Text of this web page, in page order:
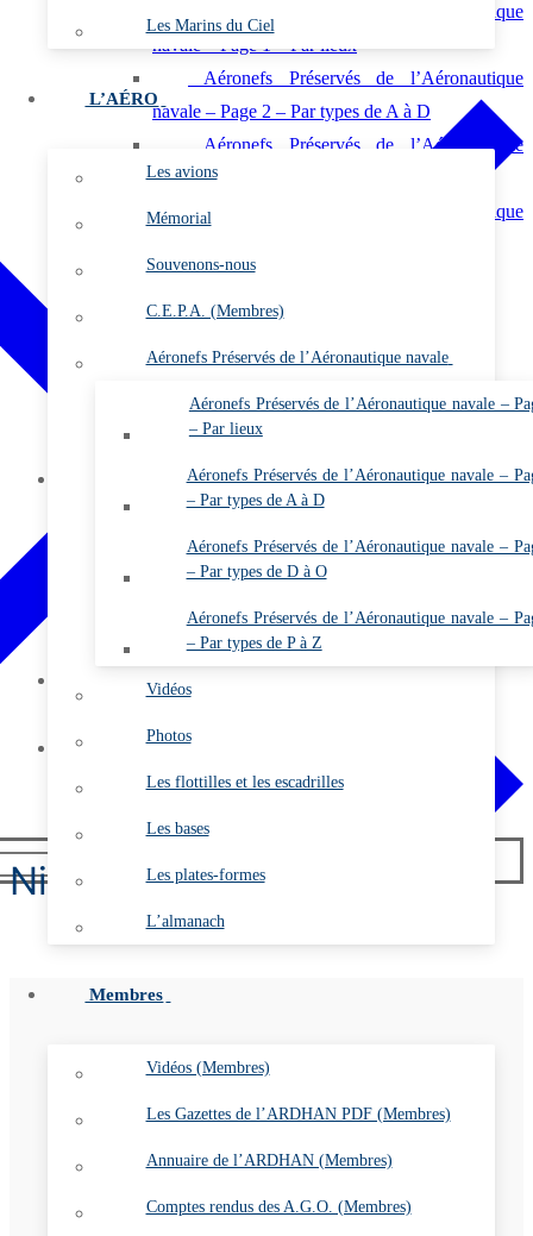
Les Marins du Ciel
L’AÉRO
Les avions
Mémorial
Souvenons-nous
C.E.P.A. (Membres)
Aéronefs Préservés de l’Aéronautique navale
Aéronefs Préservés de l’Aéronautique navale –
– Par lieux
Aéronefs Préservés de l’Aéronautique navale –
– Par types de A à D
Aéronefs Préservés de l’Aéronautique navale –
– Par types de D à O
Aéronefs Préservés de l’Aéronautique navale –
– Par types de P à Z
Vidéos
Photos
Les flottilles et les escadrilles
Les bases
Les plates-formes
L’almanach
Membres
Vidéos (Membres)
Les Gazettes de l’ARDHAN PDF (Membres)
Annuaire de l’ARDHAN (Membres)
Comptes rendus des A.G.O. (Membres)
Aéronefs Préservés de l’Aéronautique
navale – Page 1 – Par lieux
Aéronefs Préservés de l’Aéronautique
navale – Page 2 – Par types de A à D
Aéronefs Préservés de l’Aéronautique
navale – Page 3 – Par types de D à O
Aéronefs Préservés de l’Aéronautique
Vidéos
Photos
Les plates-formes
Vidéos (Membres)
Les Gazettes de l’ARDHAN PDF (Membres)
Annuaire de l’ARDHAN (Membres)
Comptes rendus des A.G.O. (Membres)
Etat des cotisations 2026 (Membres)
Mon compte
Contact
Nieuport XVI